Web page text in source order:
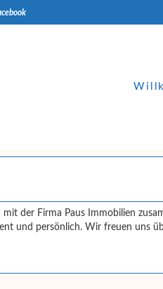
der Firma Paus Immobilien
und persönlich. Wir freuen uns